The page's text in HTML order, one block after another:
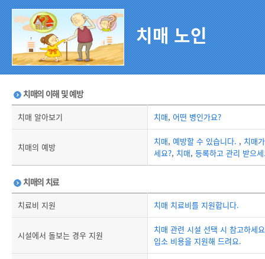
치매 노인
치매의 이해 및 예방
치매 알아보기 치매, 어떤 병인가요?
치매의 예방
치매, 예방할 수 있습니다. , 치매
세요?, 치매, 등록하고 관리 받으
치매의 치료
치료비 지원 치매 치료비를 지원합니다.
시설에서 돌보는 경우 지원
치매 관련 시설 선택 시 참고하세
입소 비용을 지원해 드려요.